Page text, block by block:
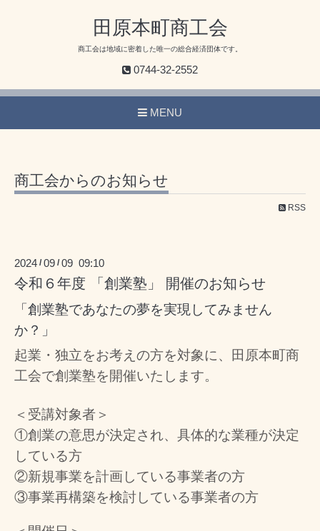
田原本町商工会
商工会は地域に密着した唯一の総合経済団体です。
0744-32-2552
MENU
商工会からのお知らせ
RSS
2024 /09 /09 09:10
令和６年度 「創業塾」 開催のお知らせ
「創業塾であなたの夢を実現してみません
か？」
起業・独立をお考えの方を対象に、田原本町商
工会で創業塾を開催いたします。
＜受講対象者＞
①創業の意思が決定され、具体的な業種が決定
している方
②新規事業を計画している事業者の方
③事業再構築を検討している事業者の方